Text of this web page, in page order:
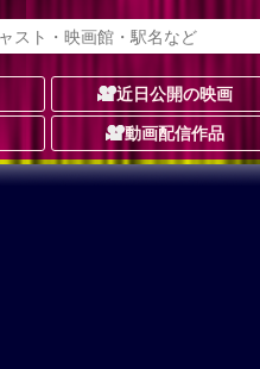
近日公開の映画
動画配信作品